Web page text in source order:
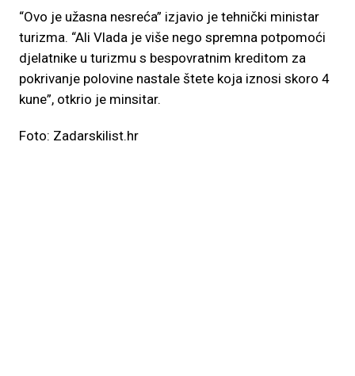
“Ovo je užasna nesreća” izjavio je tehnički ministar
turizma. “Ali Vlada je više nego spremna potpomoći
djelatnike u turizmu s bespovratnim kreditom za
pokrivanje polovine nastale štete koja iznosi skoro 4
kune”, otkrio je minsitar.
Foto: Zadarskilist.hr